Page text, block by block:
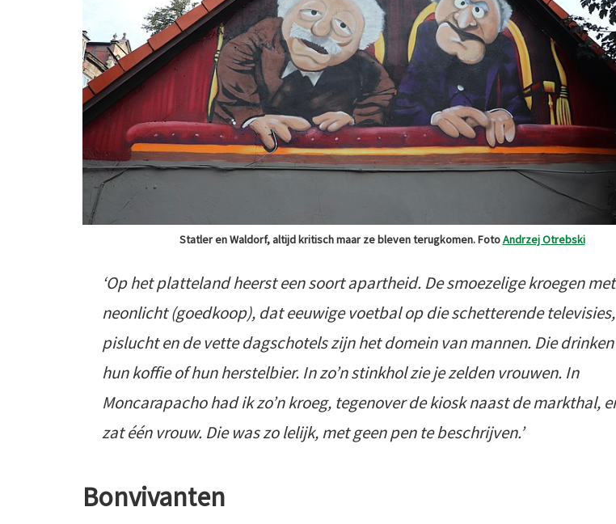
Statler en Waldorf, altijd kritisch maar ze bleven terugkomen. FotoAndrzej Otrebski
‘Op het platteland heerst een soort apartheid. De smoezelige kroegen met
neonlicht (goedkoop), dat eeuwige voetbal op die schetterende
pislucht en de vette dagschotels zijn het domein van mannen. Die
hun koffie of hun herstelbier. In zo’n stinkhol zie je zelden vrouwen. In
Moncarapacho had ik zo’n kroeg, tegenover de kiosk naast de markthal,
zat één vrouw. Die was zo lelijk, met geen pen te beschrijven.’
Bonvivanten